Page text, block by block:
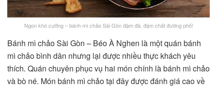
Ngon khó cưỡng – bánh mì chảo Sài Gòn đậm đà, đậm chất đường phố!
Bánh mì chảo Sài Gòn – Béo À Nghen là một quán bánh
mì chảo bình dân nhưng lại được nhiều thực khách yêu
thích. Quán chuyên phục vụ hai món chính là bánh mì chảo
và bò né. Món bánh mì chảo tại đây được đánh giá cao về